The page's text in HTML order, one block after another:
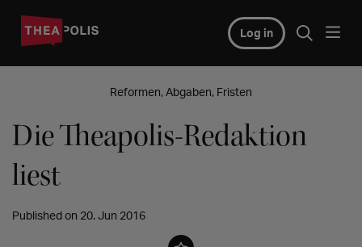
Log in
Reformen, Abgaben, Fristen
Die Theapolis-Redaktion
liest
Published on 20. Jun 2016